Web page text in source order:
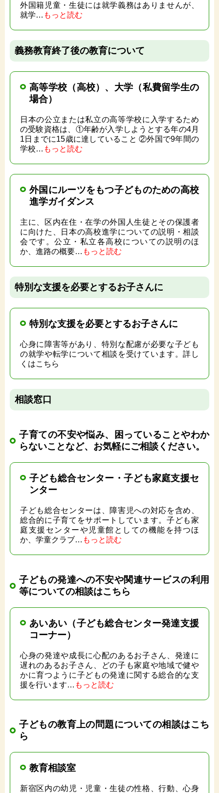
外国籍児童・生徒には就学義務はありませんが、
就学… もっと読む
義務教育終了後の教育について
高等学校（高校）、大学（私費留学生の
場合）
日本の公立または私立の高等学校に入学するため
の受験資格は、①年齢が入学しようとする年の4月
1日までに15歳に達していること ②外国で9年間の
学校… もっと読む
外国にルーツをもつ子どものための高校
進学ガイダンス
主に、区内在住・在学の外国人生徒とその保護者
に向けた、日本の高校進学についての説明・相談
会です。公立・私立各高校についての説明のほ
か、進路の概要… もっと読む
特別な支援を必要とするお子さんに
特別な支援を必要とするお子さんに
心身に障害等があり、特別な配慮が必要な子ども
の就学や転学について相談を受けています。詳し
くはこちら
相談窓口
子育ての不安や悩み、困っていることやわか
らないことなど、お気軽にご相談ください。
子ども総合センター・子ども家庭支援セ
ンター
子ども総合センターは、障害児への対応を含め、
総合的に子育てをサポートしています。子ども家
庭支援センターや児童館としての機能を持つほ
か、学童クラブ… もっと読む
子どもの発達への不安や関連サービスの利用
等についての相談はこちら
あいあい（子ども総合センター発達支援
コーナー）
心身の発達や成長に心配のあるお子さん、発達に
遅れのあるお子さん、どの子も家庭や地域で健や
かに育つように子どもの発達に関する総合的な支
援を行います… もっと読む
子どもの教育上の問題についての相談はこち
ら
教育相談室
新宿区内の幼児・児童・生徒の性格、行動、心身